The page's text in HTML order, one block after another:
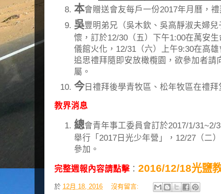
本會贈送會友每戶一份2017年月曆，
吳豐明弟兄（吳木欽、吳高靜淑夫婦
懷，訂於12/30（五）下午1:00在萬安
儀館火化，12/31（六）上午9:30在高
追思禮拜隨即安放橄欖園，欲參加者請
屬。
今日禮拜後學青牧區、松年牧區在禮拜
教界消息
總會青年事工委員會訂於2017/1/
舉行「2017日光少年營」，12/27（二
參加。
完整週報內容請點擊 ： 2016/12/18光鹽
於 12月 18, 2016
沒有留言: